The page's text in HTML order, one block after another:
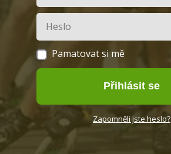
Pamatovat si mě
Přihlásit se
Zapomněli jste heslo?